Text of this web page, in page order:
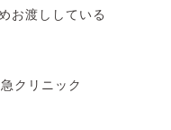
お渡ししている
クリニック